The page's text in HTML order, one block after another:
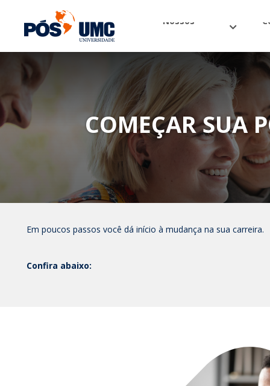
Nossos
COMEÇAR SUA
Em poucos passos você dá início à mudança na sua carreira.
Confira abaixo: